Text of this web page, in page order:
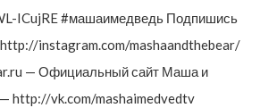
ICujRE #машаимедведь Подпишись
instagram.com/mashaandthebear/
— Официальный сайт Маша и
http://vk.com/mashaimedvedtv